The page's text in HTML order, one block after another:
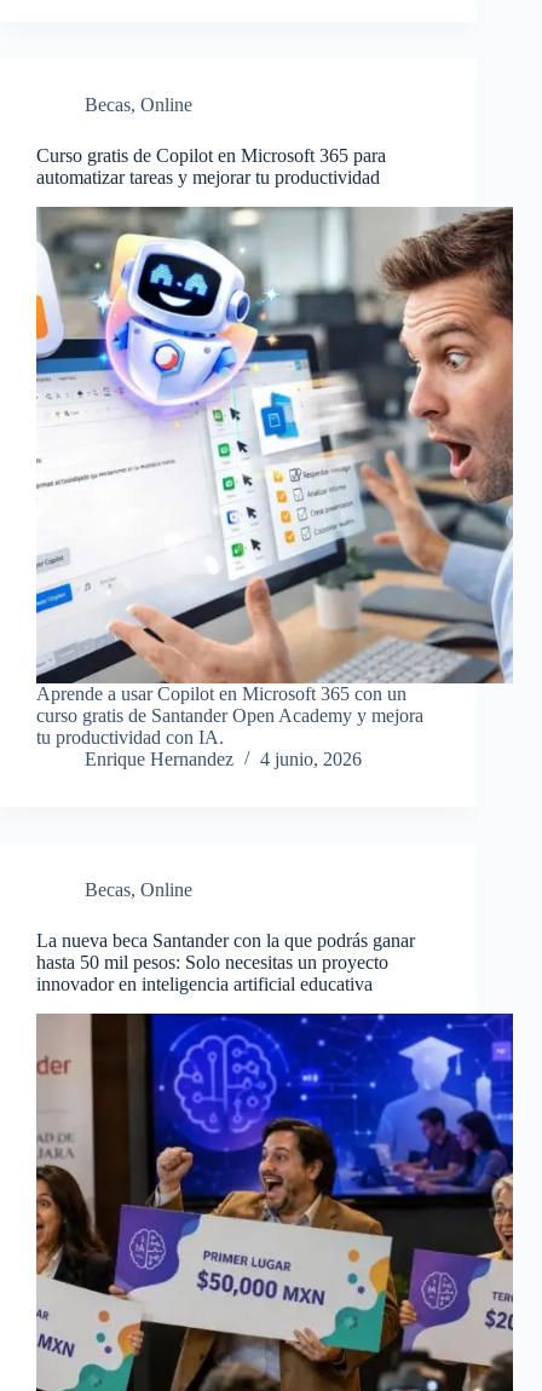
Becas, Online
Curso gratis de Copilot en Microsoft 365 para
automatizar tareas y mejorar tu productividad
Aprende a usar Copilot en Microsoft 365 con un
curso gratis de Santander Open Academy y mejora
tu productividad con IA.
Enrique Hernandez
4 junio, 2026
Becas, Online
La nueva beca Santander con la que podrás ganar
hasta 50 mil pesos: Solo necesitas un proyecto
innovador en inteligencia artificial educativa